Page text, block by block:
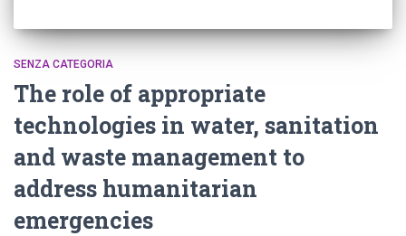
SENZA CATEGORIA
The role of appropriate
technologies in water, sanitation
and waste management to
address humanitarian
emergencies